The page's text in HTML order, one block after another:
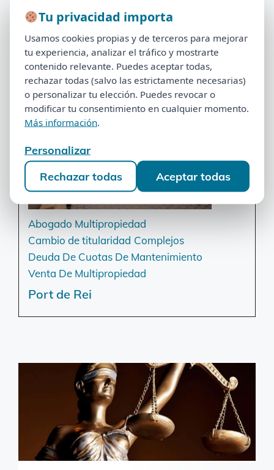
Deuda De Cuotas De Mantenimiento
Venta De Multipropiedad
Ona Valle Romano Golf & Resort
Abogado Multipropiedad
Cambio de titularidad Complejos
Deuda De Cuotas De Mantenimiento
Venta De Multipropiedad
Port de Rei
Tu privacidad importa
Usamos cookies propias y de terceros para mejorar
tu experiencia, analizar el tráfico y mostrarte
contenido relevante. Puedes aceptar todas,
rechazar todas (salvo las estrictamente necesarias)
o personalizar tu elección. Puedes revocar o
modificar tu consentimiento en cualquier momento.
Más información.
Personalizar
Rechazar todas
Aceptar todas
Tu privacidad importa
Usamos cookies propias y de terceros para mejorar
tu experiencia, analizar el tráfico y mostrarte
contenido relevante. Puedes aceptar todas,
rechazar todas (salvo las estrictamente necesarias)
o personalizar tu elección. Puedes revocar o
modificar tu consentimiento en cualquier momento.
Más información
Personalizar
Rechazar todas Aceptar todas